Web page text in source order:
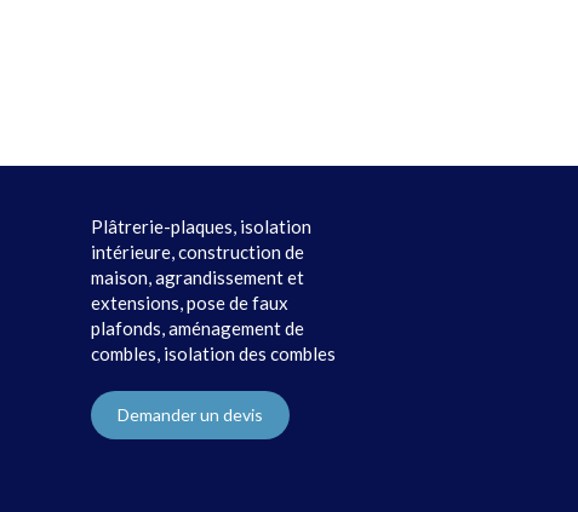
Plâtrerie-plaques, isolation
intérieure, construction de
maison, agrandissement et
extensions, pose de faux
plafonds, aménagement de
combles, isolation des combles
Demander un devis